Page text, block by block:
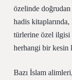
özelinde
hadis
türlerine özel
herhangi bir kesin
Bazı İslam